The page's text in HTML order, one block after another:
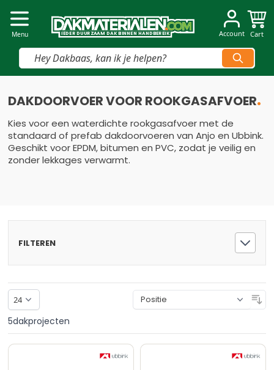
IEDERDUURZ AAMDAKB INNENHANDBEREIK
IEDERDUURZ AAMDAKB INNENHANDBEREIK
Dakmaterialen.com
Vind snel jouw product
Account Cart
Menu
DAKDOORVOER VOOR ROOKGASAFVOER
Kies voor een waterdichte rookgasafvoer met de
standaard of prefab dakdoorvoeren van Anjo en Ubbink.
Geschikt voor EPDM, bitumen en PVC, zodat je veilig en
zonder lekkages verwarmt.
FILTEREN
5dakprojecten